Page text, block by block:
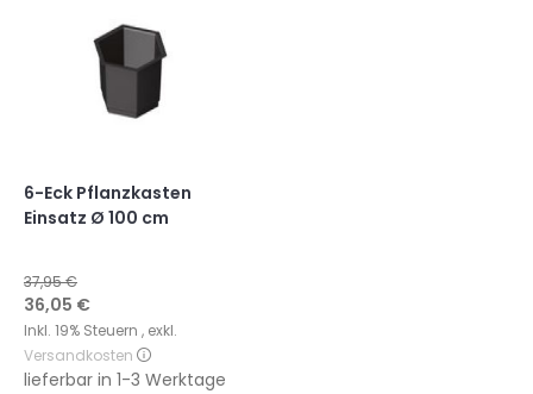
6-Eck Pflanzkasten
Einsatz Ø 100 cm
37,95 €
Sonderangebot
36,05 €
Inkl. 19% Steuern , exkl.
Versandkosten
lieferbar in 1-3 Werktage